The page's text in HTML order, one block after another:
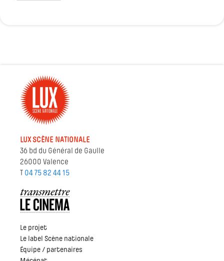
LUX SCÈNE NATIONALE
36 bd du Général de Gaulle
26000 Valence
T 04 75 82 44 15
Le projet
Le label Scène nationale
Équipe / partenaires